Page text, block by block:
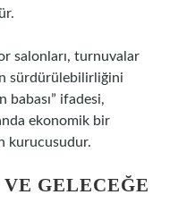
salonları, turnuvalar
sürdürülebilirliğini
babası” ifadesi,
ekonomik bir
kurucusudur.
GELECEĞE